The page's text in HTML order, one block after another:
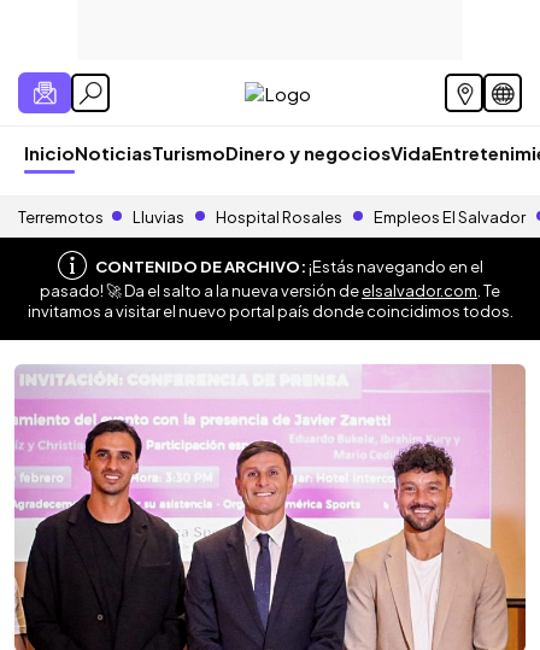
InicioNoticiasTurismoDinero y negociosVida
Terremotos Lluvias Hospital Rosales Empleos El Salvador
CONTENIDO DE ARCHIVO:¡Estás navegando en el
pasado! 🚀 Da el salto a la nueva versión deelsalvador.com . Te
invitamos a visitar el nuevo portal país donde coincidimos todos.